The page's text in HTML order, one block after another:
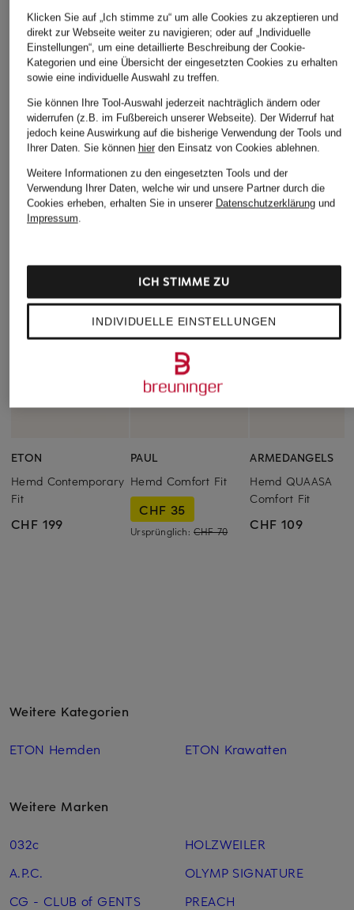
ETON
Hemd Contemporary
Fit
CHF 199
PAUL
Hemd Comfort Fit
CHF 35
Ursprünglich: CHF 70
ARMEDANGELS
Hemd QUAASA
Comfort Fit
CHF 109
Weitere Kategorien
ETON Hemden ETON Krawatten
Weitere Marken
032c
A.P.C.
CG - CLUB of GENTS
HOLZWEILER
OLYMP SIGNATURE
PREACH
Klicken Sie auf „Ich stimme zu“ um alle Cookies zu akzeptieren und
direkt zur Webseite weiter zu navigieren; oder auf „Individuelle
Einstellungen“, um eine detaillierte Beschreibung der Cookie-
Kategorien und eine Übersicht der eingesetzten Cookies zu erhalten
sowie eine individuelle Auswahl zu treffen.
Sie können Ihre Tool-Auswahl jederzeit nachträglich ändern oder
widerrufen (z.B. im Fußbereich unserer Webseite). Der Widerruf hat
jedoch keine Auswirkung auf die bisherige Verwendung der Tools und
Ihrer Daten. Sie können hierden Einsatz von Cookies ablehnen.
Weitere Informationen zu den eingesetzten Tools und der
Verwendung Ihrer Daten, welche wir und unsere Partner durch die
Cookies erheben, erhalten Sie in unserer Datenschutzerklärungund
Impressum.
INDIVIDUELLE EINSTELLUNGEN
ICH STIMME ZU